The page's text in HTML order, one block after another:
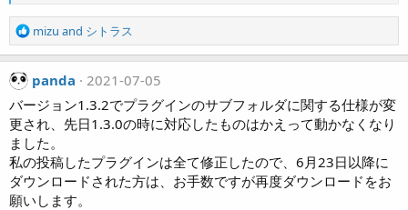
R
e
a
c
o
n
s
:
mizu and シトラス
panda
2021-07-05
バージョン1.3.2でプラグインのサブフォルダに関する仕様が変
更され、先日1.3.0の時に対応したものはかえって動かなくなり
ました。
私の投稿したプラグインは全て修正したので、6月23日以降に
ダウンロードされた方は、お手数ですが再度ダウンロードをお
願いします。